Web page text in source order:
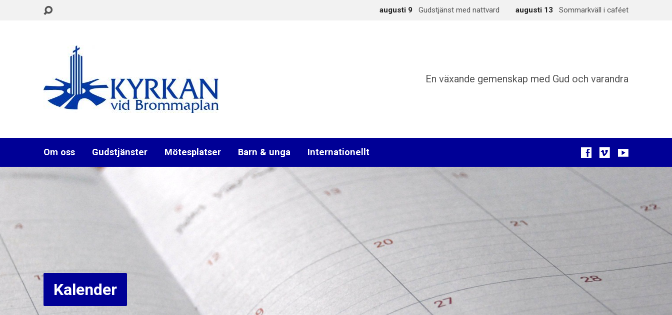
augusti 9 Gudstjänst med nattvard augusti 13 Sommarkväll i caféet
En växande gemenskap med Gud och varandra
Om oss Gudstjänster Mötesplatser Barn & unga Internationellt
Kalender